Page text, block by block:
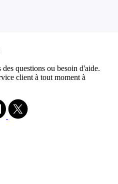
questions ou besoin d'aide.
client à tout moment à